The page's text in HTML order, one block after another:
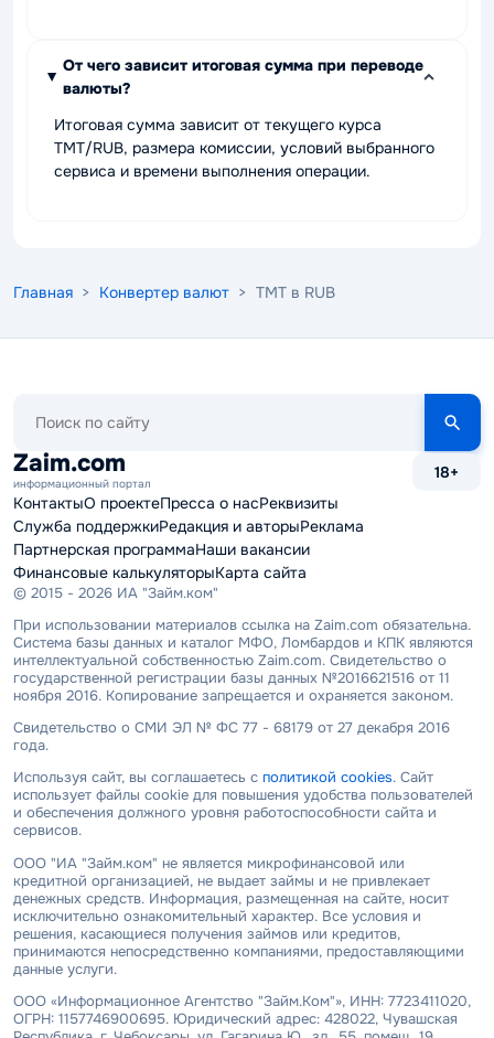
От чего зависит итоговая сумма при переводе
валюты?
Итоговая сумма зависит от текущего курса
TMT/RUB, размера комиссии, условий выбранного
сервиса и времени выполнения операции.
Главная > Конвертер валют > TMT в RUB
сайту
Zaim.com
информационный портал
18+
КонтактыО проектеПресса о насРеквизиты
Служба поддержкиРедакция и авторыРеклама
Партнерская программаНаши вакансии
Финансовые калькуляторыКарта сайта
© 2015 - 2026 ИА "Займ.ком"
При использовании материалов ссылка на Zaim.com обязательна.
Система базы данных и каталог МФО, Ломбардов и КПК являются
интеллектуальной собственностью Zaim.com. Свидетельство о
государственной регистрации базы данных №2016621516 от 11
ноября 2016. Копирование запрещается и охраняется законом.
Свидетельство о СМИ ЭЛ № ФС 77 - 68179 от 27 декабря 2016
года.
Используя сайт, вы соглашаетесь с политикой cookies. Сайт
использует файлы cookie для повышения удобства пользователей
и обеспечения должного уровня работоспособности сайта и
сервисов.
ООО "ИА "Займ.ком" не является микрофинансовой или
кредитной организацией, не выдает займы и не привлекает
денежных средств. Информация, размещенная на сайте, носит
исключительно ознакомительный характер. Все условия и
решения, касающиеся получения займов или кредитов,
принимаются непосредственно компаниями, предоставляющими
данные услуги.
ООО «Информационное Агентство "Займ.Ком"», ИНН: 7723411020,
ОГРН: 1157746900695. Юридический адрес: 428022, Чувашская